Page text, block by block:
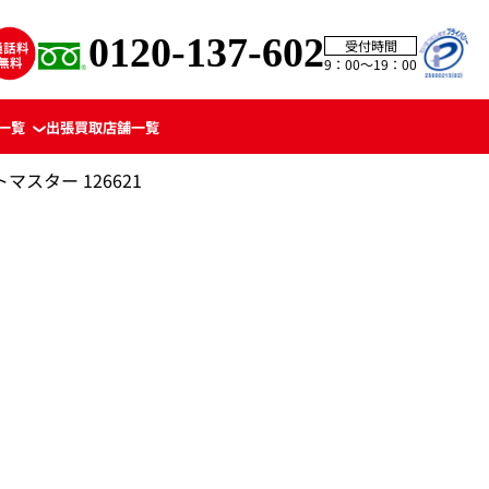
0120-137-602
受付時間
9：00〜19：00
覧 出張買取店舗一覧
マスター 126621